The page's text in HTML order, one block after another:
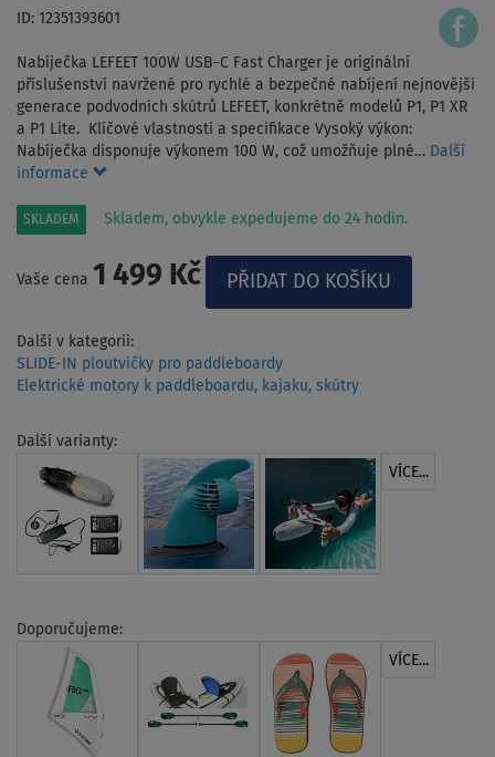
ID: 12351393601
Nabíječka LEFEET 100W USB-C Fast Charger je originální
příslušenství navržené pro rychlé a bezpečné nabíjení nejnovější
generace podvodních skútrů LEFEET, konkrétně modelů P1, P1 XR
a P1 Lite. Klíčové vlastnosti a specifikace Vysoký výkon:
Nabíječka disponuje výkonem 100 W, což umožňuje plné… Další
informace
SKLADEM Skladem, obvykle expedujeme do 24 hodin.
Vaše cena 1 499 Kč
Další v kategorii:
SLIDE-IN ploutvičky pro paddleboardy
Elektrické motory k paddleboardu, kajaku, skútry
Další varianty:
VÍCE...
Doporučujeme:
VÍCE...